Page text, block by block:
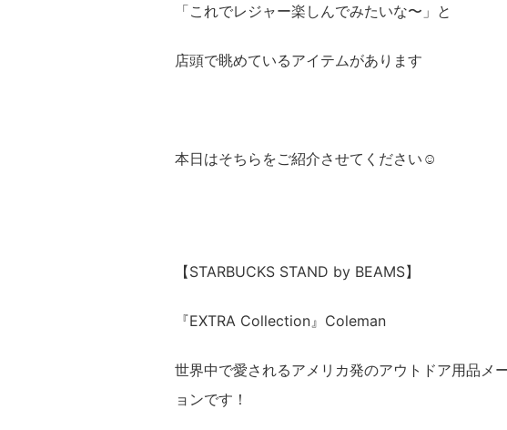
「これでレジャー楽しんでみたいな〜」と
店頭で眺めているアイテムがあります
本日はそちらをご紹介させてください☺︎
【STARBUCKS STAND by BEAMS】
『EXTRA Collection』Coleman
世界中で愛されるアメリカ発のアウトドア用品メ
ョンです！